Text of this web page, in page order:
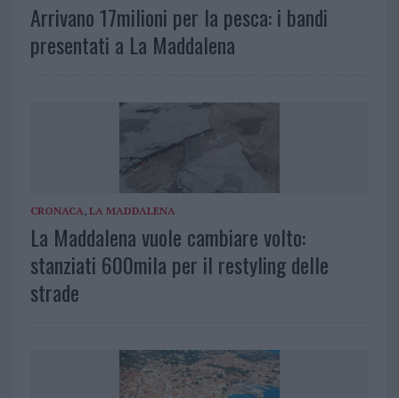
Arrivano 17milioni per la pesca: i bandi
presentati a La Maddalena
CRONACA LA MADDALENA
La Maddalena vuole cambiare volto:
stanziati 600mila per il restyling delle
strade